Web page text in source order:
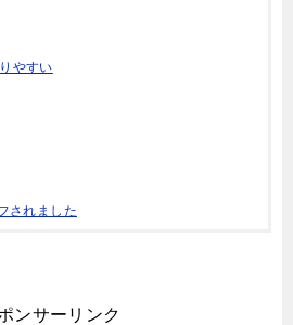
やすい
されました
ンサーリンク